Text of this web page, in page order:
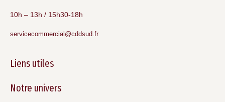
10h – 13h / 15h30-18h
servicecommercial@cddsud.fr
Liens utiles
Notre univers